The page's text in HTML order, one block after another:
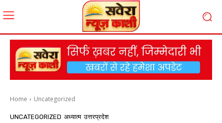
Home Uncategorized
UNCATEGORIZED अध्यात्म उत्तरप्रदेश